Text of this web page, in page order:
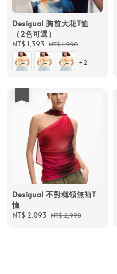
Desigual 胸前大花T恤
（2色可選）
Sale
price
NT$ 1,393 Regular
price
NT$ 1,990
+2
Desigual 不對稱領無袖T
恤
Sale
NT$ 2,093 Regular
NT$ 2,990